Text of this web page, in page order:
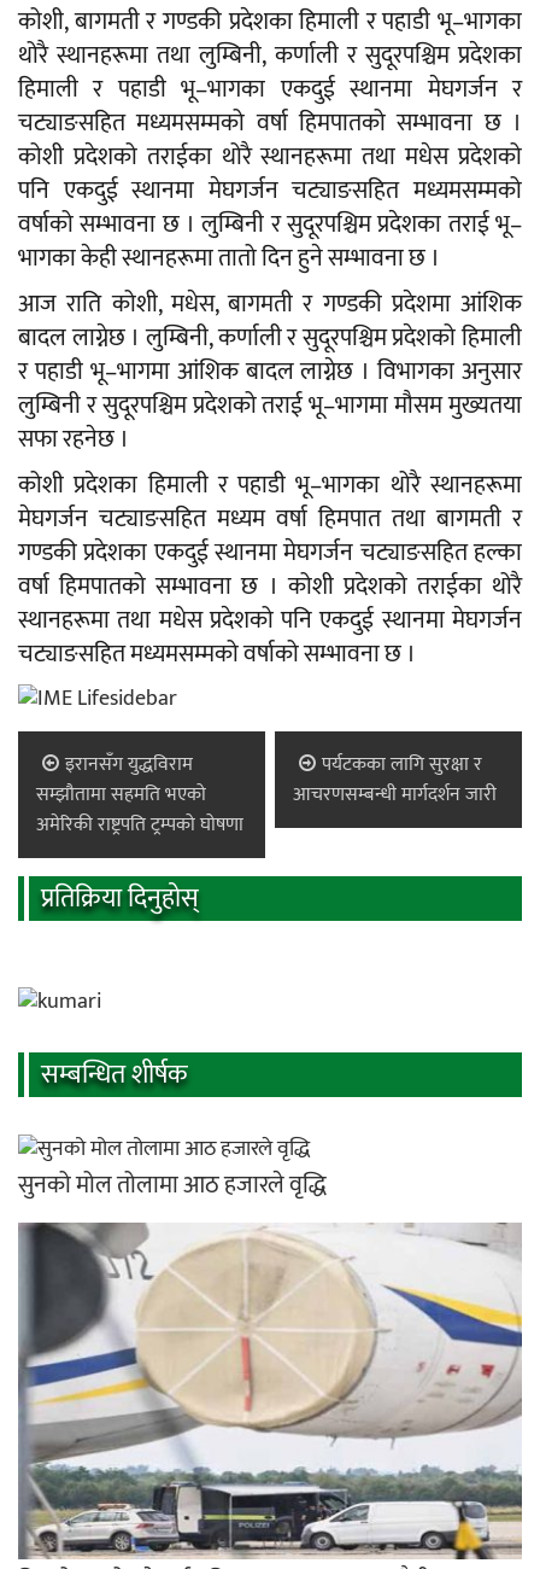
कोशी, बागमती र गण्डकी प्रदेशका हिमाली र पहाडी भू–भागका
थोरै स्थानहरूमा तथा लुम्बिनी, कर्णाली र सुदूरपश्चिम प्रदेशका
हिमाली र पहाडी भू–भागका एकदुई स्थानमा मेघगर्जन र
चट्याङसहित मध्यमसम्मको वर्षा हिमपातको सम्भावना छ ।
कोशी प्रदेशको तराईका थोरै स्थानहरूमा तथा मधेस प्रदेशको
पनि एकदुई स्थानमा मेघगर्जन चट्याङसहित मध्यमसम्मको
वर्षाको सम्भावना छ । लुम्बिनी र सुदूरपश्चिम प्रदेशका तराई भू–
भागका केही स्थानहरूमा तातो दिन हुने सम्भावना छ ।
आज राति कोशी, मधेस, बागमती र गण्डकी प्रदेशमा आंशिक
बादल लाग्नेछ । लुम्बिनी, कर्णाली र सुदूरपश्चिम प्रदेशको हिमाली
र पहाडी भू–भागमा आंशिक बादल लाग्नेछ । विभागका अनुसार
लुम्बिनी र सुदूरपश्चिम प्रदेशको तराई भू–भागमा मौसम मुख्यतया
सफा रहनेछ ।
कोशी प्रदेशका हिमाली र पहाडी भू–भागका थोरै स्थानहरूमा
मेघगर्जन चट्याङसहित मध्यम वर्षा हिमपात तथा बागमती र
गण्डकी प्रदेशका एकदुई स्थानमा मेघगर्जन चट्याङसहित हल्का
वर्षा हिमपातको सम्भावना छ । कोशी प्रदेशको तराईका थोरै
स्थानहरूमा तथा मधेस प्रदेशको पनि एकदुई स्थानमा मेघगर्जन
चट्याङसहित मध्यमसम्मको वर्षाको सम्भावना छ ।
इरानसँग युद्धविराम
सम्झौतामा सहमति भएको
अमेरिकी राष्ट्रपति ट्रम्पको घोषणा
पर्यटकका लागि सुरक्षा र
आचरणसम्बन्धी मार्गदर्शन जारी
प्रतिक्रिया दिनुहोस्
सम्बन्धित शीर्षक
सुनको मोल तोलामा आठ हजारले वृद्धि